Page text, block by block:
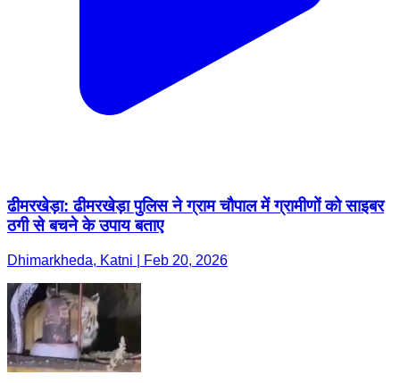
ढीमरखेड़ा: ढीमरखेड़ा पुलिस ने ग्राम चौपाल में ग्रामीणों को साइबर
ठगी से बचने के उपाय बताए
Dhimarkheda, Katni | Feb 20, 2026